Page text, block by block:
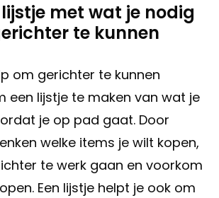
met wat je nodig
te kunnen
om gerichter te kunnen
een lijstje te maken van wat je
je op pad gaat. Door
welke items je wilt kopen,
te werk gaan en voorkom
Een lijstje helpt je ook om